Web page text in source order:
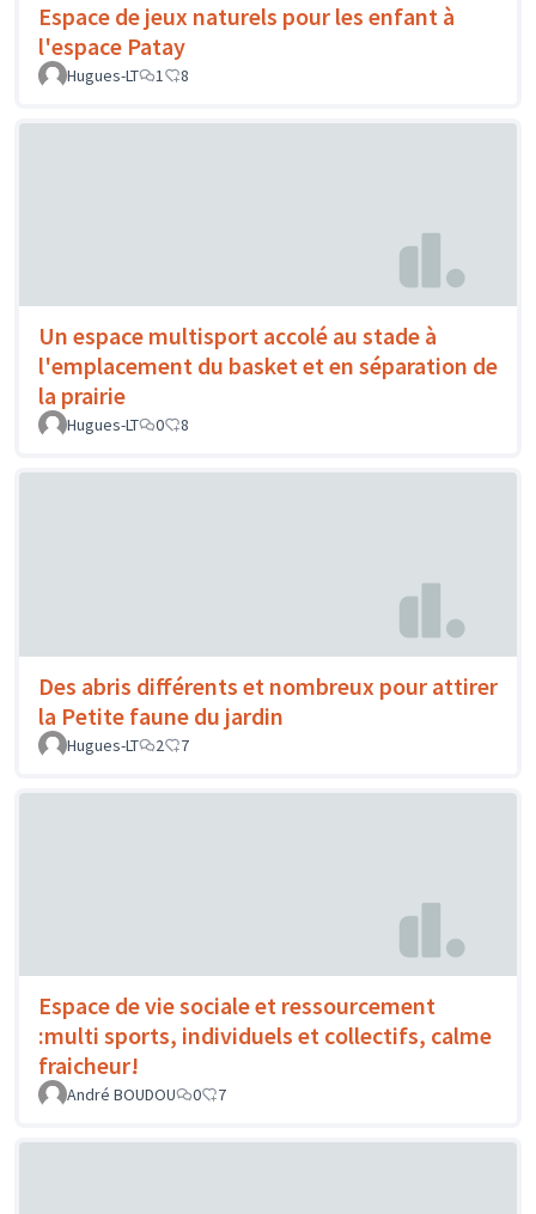
Espace de jeux naturels pour les enfant à
l'espace Patay
Hugues-LT 1 8
Un espace multisport accolé au stade à
l'emplacement du basket et en séparation de
la prairie
Hugues-LT 0 8
Des abris différents et nombreux pour attirer
la Petite faune du jardin
Hugues-LT 2 7
Espace de vie sociale et ressourcement
:multi sports, individuels et collectifs, calme
fraicheur!
André BOUDOU 0 7